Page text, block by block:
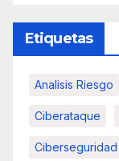
Etiquetas
Analisis Riesgo
Ciberataque
Ciberseguridad